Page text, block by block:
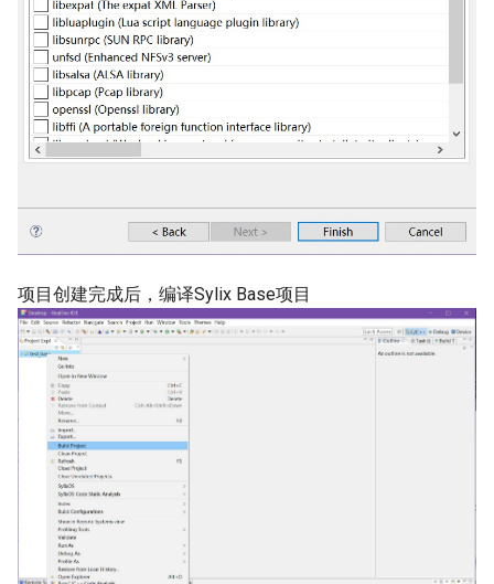
项目创建完成后，编译Sylix Base项目